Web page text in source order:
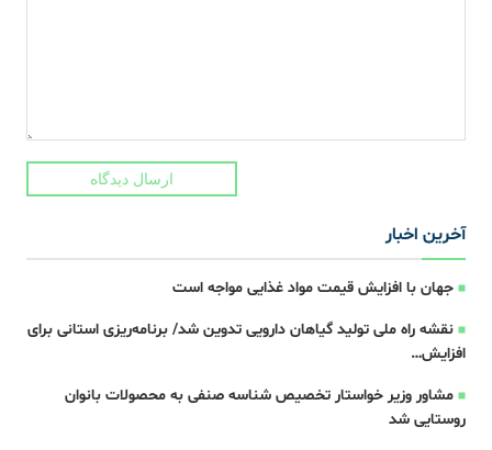
ارسال دیدگاه
آخرین اخبار
جهان با افزایش قیمت مواد غذایی مواجه است
نقشه راه ملی تولید گیاهان دارویی تدوین شد/ برنامه‌ریزی استانی برای
افزایش…
مشاور وزیر خواستار تخصیص شناسه صنفی به محصولات بانوان
روستایی شد